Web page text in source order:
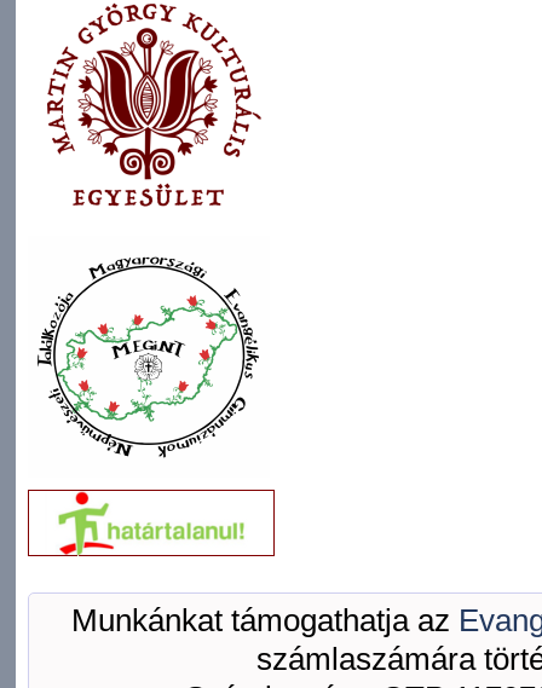
Munkánkat támogathatja az
számlaszámára